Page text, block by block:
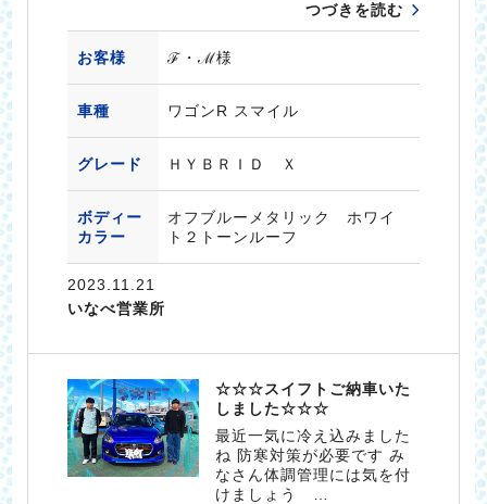
つづきを読む
お客様 ℱ・ℳ様
車種 ワゴンR スマイル
グレード ＨＹＢＲＩＤ Ｘ
ボディー
カラー
オフブルーメタリック ホワイ
ト２トーンルーフ
2023.11.21
いなべ営業所
☆☆☆スイフトご納車いた
しました☆☆☆
最近一気に冷え込みました
ね 防寒対策が必要です み
なさん体調管理には気を付
けましょう …